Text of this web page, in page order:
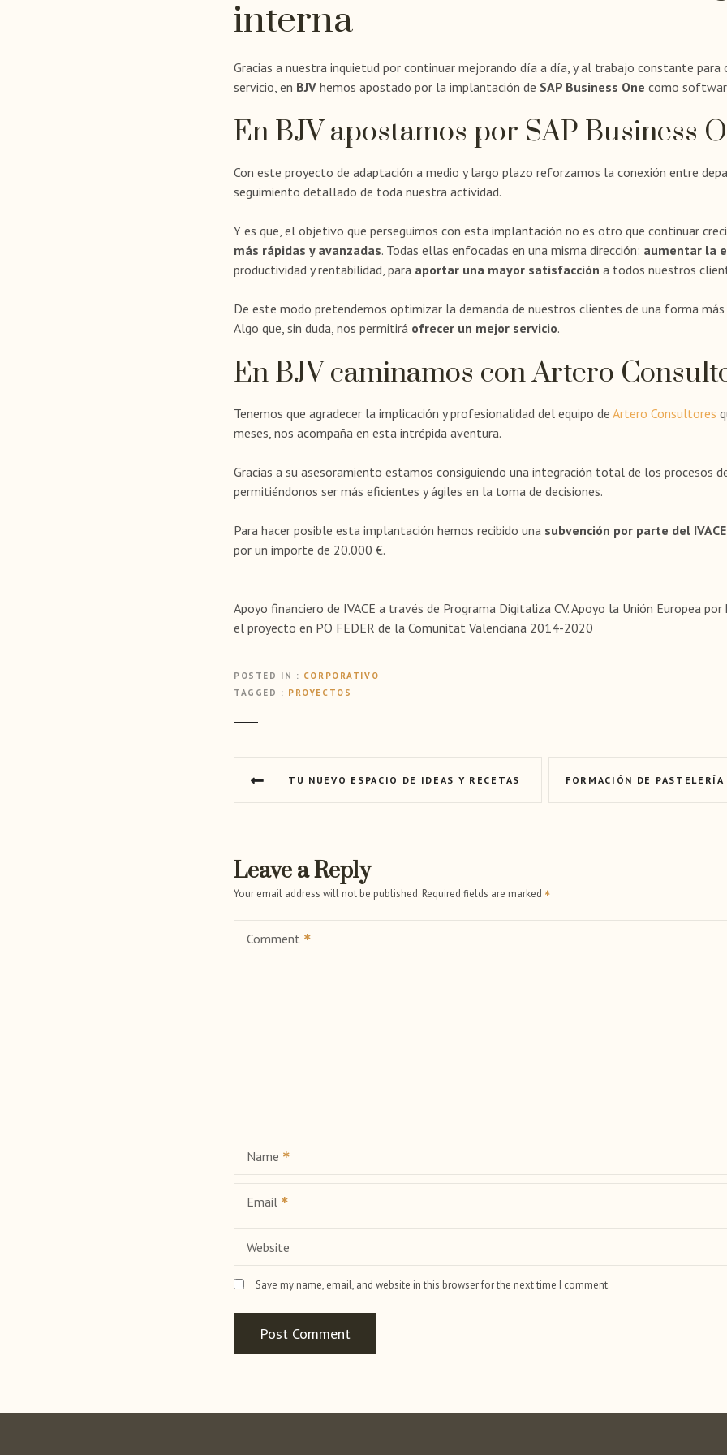
interna
Gracias a nuestra inquietud por continuar mejorando día a día, y al trabajo constante
servicio, en BJV hemos apostado por la implantación de SAP Business One como
En BJV apostamos por SAP Business
Con este proyecto de adaptación a medio y largo plazo reforzamos la conexión entre
seguimiento detallado de toda nuestra actividad.
Y es que, el objetivo que perseguimos con esta implantación no es otro que continuar
más rápidas y avanzadas. Todas ellas enfocadas en una misma dirección: aumentar la
productividad y rentabilidad, para aportar una mayor satisfacción a todos nuestros
De este modo pretendemos optimizar la demanda de nuestros clientes de una forma
Algo que, sin duda, nos permitirá ofrecer un mejor servicio.
En BJV caminamos con Artero
Tenemos que agradecer la implicación y profesionalidad del equipo de Artero Consultores
meses, nos acompaña en esta intrépida aventura.
Gracias a su asesoramiento estamos consiguiendo una integración total de los procesos
permitiéndonos ser más eficientes y ágiles en la toma de decisiones.
Para hacer posible esta implantación hemos recibido una subvención por parte del
por un importe de 20.000 €.
Apoyo financiero de IVACE a través de Programa Digitaliza CV. Apoyo la Unión Europea
el proyecto en PO FEDER de la Comunitat Valenciana 2014-2020
POSTED IN
CORPORATIVO
TAGGED
PROYECTOS
t
n
a
o
n
TU NUEVO ESPACIO DE IDEAS Y RECETAS
Leave a Reply
Your email address will not be published. Required fields are marked
Comment
Name
Email
Website
Save my name, email, and website in this browser for the next time I comment.